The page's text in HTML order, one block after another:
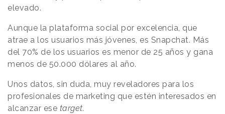
elevado.
Aunque la plataforma social por excelencia, que
atrae a los usuarios más jóvenes, es Snapchat. Más
del 70% de los usuarios es menor de 25 años y gana
menos de 50.000 dólares al año.
Unos datos, sin duda, muy reveladores para los
profesionales de marketing que estén interesados en
alcanzar ese target.